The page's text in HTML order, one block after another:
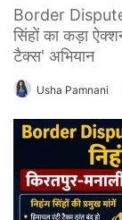
Border
सिंहों का कड़ा
टैक्स' अभियान
Usha Pamnani